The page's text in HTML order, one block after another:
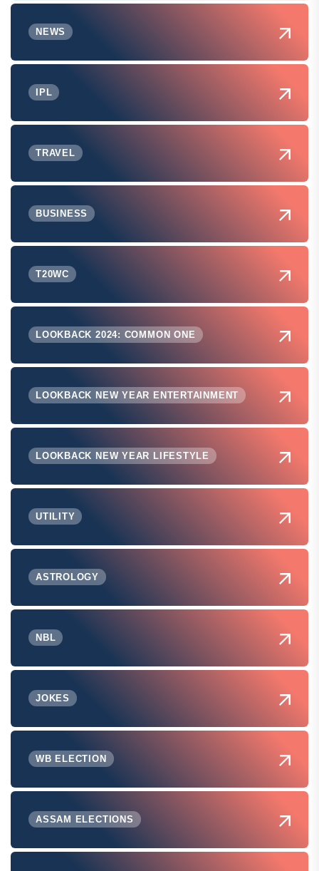
NEWS
IPL
TRAVEL
BUSINESS
T20WC
LOOKBACK 2024: COMMON ONE
LOOKBACK NEW YEAR ENTERTAINMENT
LOOKBACK NEW YEAR LIFESTYLE
UTILITY
ASTROLOGY
NBL
JOKES
WB ELECTION
ASSAM ELECTIONS